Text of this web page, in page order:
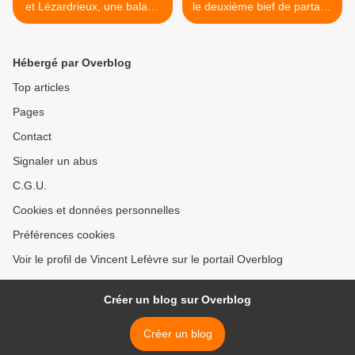
et Lézardrieux, une balade
dans l'histoire !
le deuxième bief de partage
du canal de Nantes à Brest
Hébergé par Overblog
Top articles
Pages
Contact
Signaler un abus
C.G.U.
Cookies et données personnelles
Préférences cookies
Voir le profil de Vincent Lefèvre sur le portail Overblog
Créer un blog sur Overblog
Créer un blog